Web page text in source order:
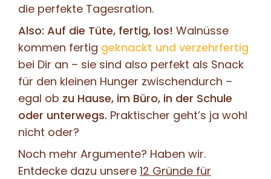
die perfekte Tagesration.
Also: Auf die Tüte, fertig, los! Walnüsse
kommen fertig geknackt und verzehrfertig
bei Dir an – sie sind also perfekt als Snack
für den kleinen Hunger zwischendurch –
egal ob zu Hause, im Büro, in der Schule
oder unterwegs. Praktischer geht’s ja wohl
nicht oder?
Noch mehr Argumente? Haben wir.
Entdecke dazu unsere 12 Gründe für